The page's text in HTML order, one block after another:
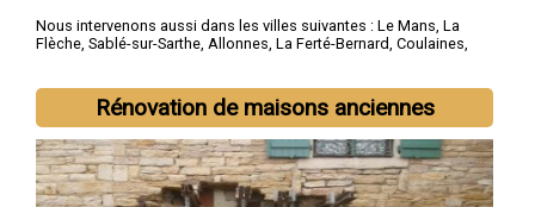
Nous intervenons aussi dans les villes suivantes : Le Mans, La
Flèche, Sablé-sur-Sarthe, Allonnes, La Ferté-Bernard, Coulaines,
Rénovation de maisons anciennes